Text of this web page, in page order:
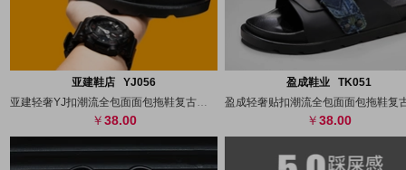
代发
亚建鞋店 YJ056
亚建轻奢YJ扣潮流全包面面包拖鞋复古休闲
38.00
代发
盈成鞋业 TK051
38.00